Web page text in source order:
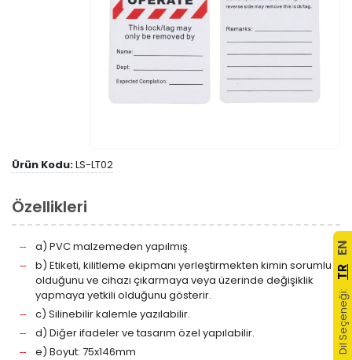
Ürün Kodu:LS-LT02
Özellikleri
a) PVC malzemeden yapılmış.
b) Etiketi, kilitleme ekipmanı yerleştirmekten kimin sorumlu
olduğunu ve cihazı çıkarmaya veya üzerinde değişiklik
yapmaya yetkili olduğunu gösterir.
c) Silinebilir kalemle yazılabilir.
d) Diğer ifadeler ve tasarım özel yapılabilir.
e) Boyut: 75x146mm
Dil Seçeneği:
TR
EN